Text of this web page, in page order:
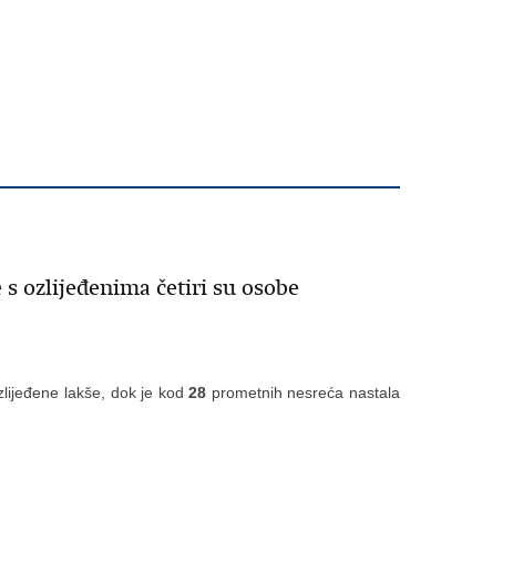
ozlijeđenima četiri su osobe
lakše, dok je kod28 prometnih nesreća nastala